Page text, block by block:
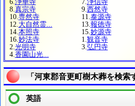
6. 浄華寺 7. 浄信寺
8. 真宗寺 9. 西然寺
10. 専然寺 11. 泰源寺
12. 大自然霊... 13. 報徳寺
14. 本照寺 15. 妙源寺
16. 妙法寺 1. 観音寺
2. 光明寺 3. 弘円寺
4. 香園山光...
「河東郡音更町樹木葬を検
英語